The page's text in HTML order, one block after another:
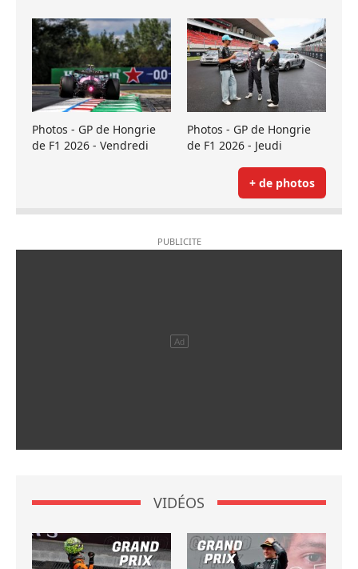
Photos - GP de Hongrie
de F1 2026 - Vendredi
Photos - GP de Hongrie
de F1 2026 - Jeudi
+ de photos
VIDÉOS